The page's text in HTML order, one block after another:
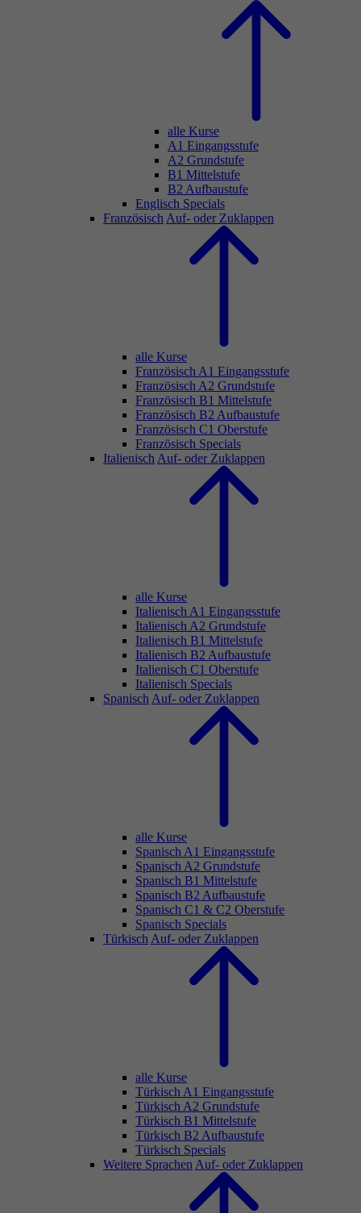
alle Kurse
A1 Eingangsstufe
A2 Grundstufe
B1 Mittelstufe
B2 Aufbaustufe
Englisch Specials
Französisch Auf- oder Zuklappen
alle Kurse
Französisch A1 Eingangsstufe
Französisch A2 Grundstufe
Französisch B1 Mittelstufe
Französisch B2 Aufbaustufe
Französisch C1 Oberstufe
Französisch Specials
Italienisch Auf- oder Zuklappen
alle Kurse
Italienisch A1 Eingangsstufe
Italienisch A2 Grundstufe
Italienisch B1 Mittelstufe
Italienisch B2 Aufbaustufe
Italienisch C1 Oberstufe
Italienisch Specials
Spanisch Auf- oder Zuklappen
alle Kurse
Spanisch A1 Eingangsstufe
Spanisch A2 Grundstufe
Spanisch B1 Mittelstufe
Spanisch B2 Aufbaustufe
Spanisch C1 & C2 Oberstufe
Spanisch Specials
Türkisch Auf- oder Zuklappen
alle Kurse
Türkisch A1 Eingangsstufe
Türkisch A2 Grundstufe
Türkisch B1 Mittelstufe
Türkisch B2 Aufbaustufe
Türkisch Specials
Weitere Sprachen Auf- oder Zuklappen